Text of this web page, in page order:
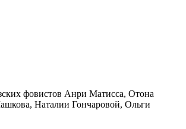
фовистов Анри Матисса, Отона
Наталии Гончаровой, Ольги